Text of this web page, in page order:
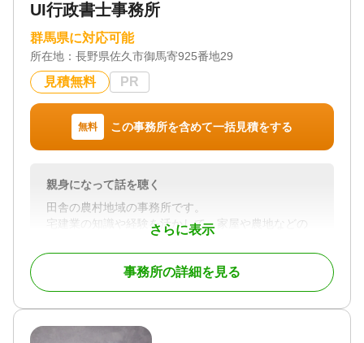
いざという時に備える為の事前のご相談も、
財産目録から路線価による土地評価など、申告まで
一貫してサポートさせていただきます。
群県全域 その他近隣の県
対応業務
生前贈与 / 相続税申告 / 相続手続き
対応体制
電話相談可 / 訪問可 / 土日相談可 / 初回相談無料 / 18
時以降相談可 / オンライン面談可 / 事務所面談可
UI行政書士事務所
群馬県に対応可能
所在地： 長野県佐久市御馬寄925番地29
見積無料 PR
無料 この事務所を含めて一括見積をする
さらに表示
親身になって話を聴く
田舎の農村地域の事務所です。
宅建業の知識や経験を活かして、家屋や農地などの
相続の相談にのります。
長野県
遺言書 / 遺産分割 / 相続財産調査 / 相続手続き / 銀行
事務所の詳細を見る